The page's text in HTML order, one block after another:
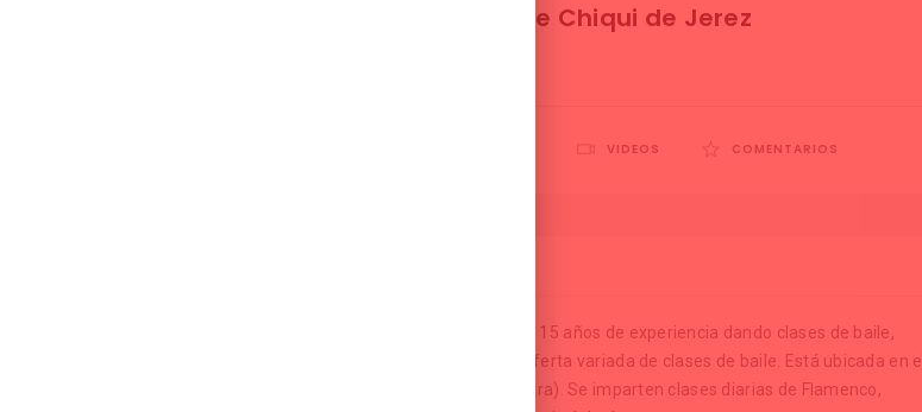
Estudio de Baile Chiqui de Jerez
VIDEOS COMENTARIOS
La academia de baile CHIQUI DE JERÉ, con más de 15 años de experiencia dando clases de baile,
ofrece sus servicios académicos aportando una oferta variada de clases de baile. Está ubicada en el
barrio flamenco de San Miguel (Jerez de la Frontera). Se imparten clases diarias de Flamenco,